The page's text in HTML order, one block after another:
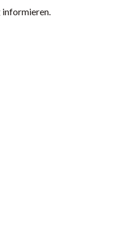
informieren.